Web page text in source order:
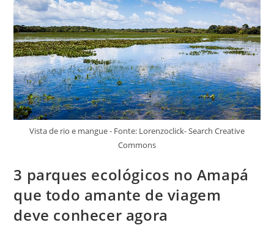
Vista de rio e mangue - Fonte: Lorenzoclick- Search Creative
Commons
3 parques ecológicos no Amapá
que todo amante de viagem
deve conhecer agora